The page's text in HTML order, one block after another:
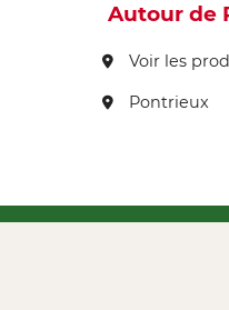
Autour de
Voir les
Pontrieux